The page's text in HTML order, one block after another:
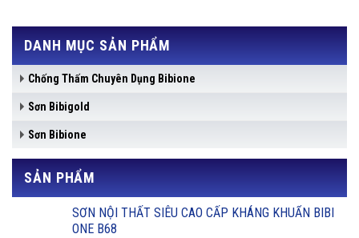
DANH MỤC SẢN PHẨM
Chống Thấm Chuyên Dụng Bibione
Sơn Bibigold
Sơn Bibione
SẢN PHẨM
SƠN NỘI THẤT SIÊU CAO CẤP KHÁNG KHUẨN BIBI
ONE B68